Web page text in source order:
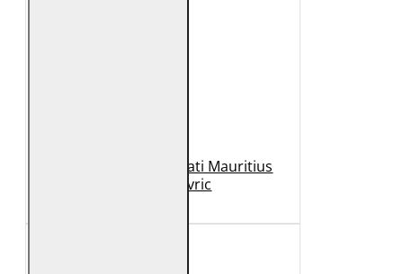
Geaca de Piele Barbati Mauritius
Neagra Mavric